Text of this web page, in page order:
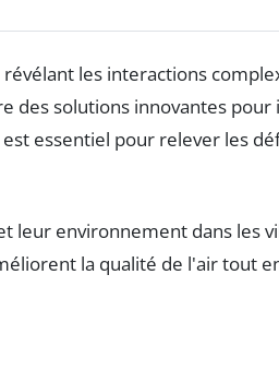
les interactions
des solutions innovantes
essentiel pour relever les